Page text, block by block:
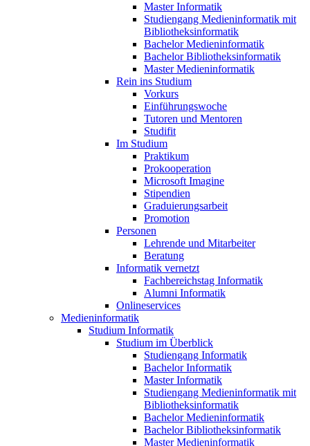
Master Informatik
Studiengang Medieninformatik mit
Bibliotheksinformatik
Bachelor Medieninformatik
Bachelor Bibliotheksinformatik
Master Medieninformatik
Rein ins Studium
Vorkurs
Einführungswoche
Tutoren und Mentoren
Studifit
Im Studium
Praktikum
Prokooperation
Microsoft Imagine
Stipendien
Graduierungsarbeit
Promotion
Personen
Lehrende und Mitarbeiter
Beratung
Informatik vernetzt
Fachbereichstag Informatik
Alumni Informatik
Onlineservices
Medieninformatik
Studium Informatik
Studium im Überblick
Studiengang Informatik
Bachelor Informatik
Master Informatik
Studiengang Medieninformatik mit
Bibliotheksinformatik
Bachelor Medieninformatik
Bachelor Bibliotheksinformatik
Master Medieninformatik